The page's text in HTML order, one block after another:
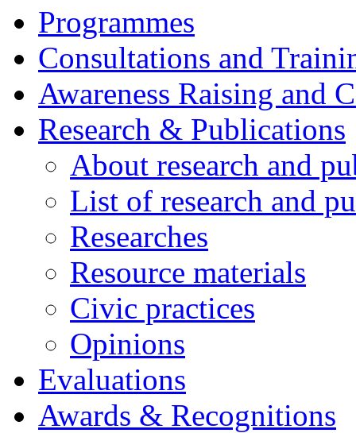
Programmes
Consultations and
Awareness Raising and
Research & Publications
About research and
List of research and
Researches
Resource materials
Civic practices
Opinions
Evaluations
Awards & Recognitions